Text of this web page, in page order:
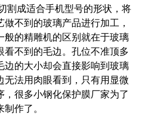
割成适合手机型号的形状，将
不到的玻璃产品进行加工，
的精雕机的区别就在于玻璃
不到的毛边。孔位不准顶多
的大小却会直接影响到玻璃
法用肉眼看到，只有用显微
很多小钢化保护膜厂家为了
作了。